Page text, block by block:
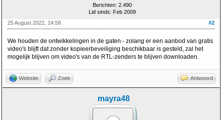
Berichten: 2.490
Lid sinds: Feb 2009
#2
25 August 2022, 14:58
We houden de ontwikkelingen in de gaten - zolang er een aanbod van gratis
video's blijft dat zonder kopieerbeveiliging beschikbaar is gesteld, zal het
mogelijk blijven om video's van de RTL-zenders te blijven downloaden.
Website Zoek Antwoord
mayra48